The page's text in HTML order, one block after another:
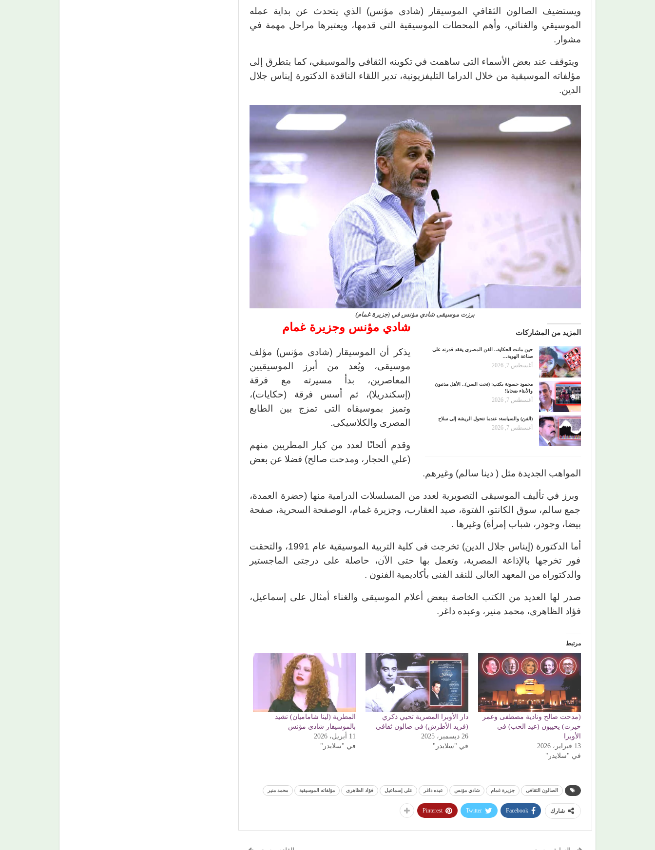
ويستضيف الصالون الثقافي الموسيقار (شادى مؤنس) الذي يتحدث عن بداية عمله
الموسيقي والغنائي، وأهم المحطات الموسيقية التى قدمها، ويعتبرها مراحل مهمة في
مشوار.
ويتوقف عند بعض الأسماء التى ساهمت في تكوينه الثقافي والموسيقي، كما يتطرق إلى
مؤلفاته الموسيقية من خلال الدراما التليفزيونية، تدير اللقاء الناقدة الدكتورة إيناس جلال
الدين.
برزت موسيقى شادي مؤنس في (جزيرة غمام)
المزيد من المشاركات
حين ماتت الحكاية.. الفن المصري يفقد قدرته على
صناعة الهوية…
أغسطس 7, 2026
محمود حسونة يكتب: (تحت السن).. الأهل مذنبون
والأبناء ضحايا!
أغسطس 7, 2026
(الفن) والسياسة: عندما تتحول الريشة إلى سلاح
أغسطس 7, 2026
شادي مؤنس وجزيرة غمام
يذكر أن الموسيقار (شادى مؤنس) مؤلف
موسيقى، ويُعد من أبرز الموسيقيين
المعاصرين، بدأ مسيرته مع فرقة
(إسكندريلا)، ثم أسس فرقة (حكايات)،
وتميز بموسيقاه التى تمزج بين الطابع
المصرى والكلاسيكى.
وقدم ألحانًا لعدد من كبار المطربين منهم
(علي الحجار، ومدحت صالح) فضلا عن بعض
المواهب الجديدة مثل ( دينا سالم) وغيرهم.
وبرز في تأليف الموسيقى التصويرية لعدد من المسلسلات الدرامية منها (حضرة العمدة،
جمع سالم، سوق الكانتو، الفتوة، صيد العقارب، وجزيرة غمام، الوصفحة السحرية، صفحة
بيضا، وجودر، شباب إمرأة) وغيرها .
أما الدكتورة (إيناس جلال الدين) تخرجت فى كلية التربية الموسيقية عام 1991، والتحقت
فور تخرجها بالإذاعة المصرية، وتعمل بها حتى الآن، حاصلة على درجتى الماجستير
والدكتوراه من المعهد العالى للنقد الفنى بأكاديمية الفنون .
صدر لها العديد من الكتب الخاصة ببعض أعلام الموسيقى والغناء أمثال على إسماعيل،
فؤاد الظاهرى، محمد منير، وعبده داغر.
مرتبط
(مدحت صالح ونادية مصطفى وعمر
خيرت) يحييون (عيد الحب) في
الأوبرا
13 فبراير، 2026
في "سلايدر"
دار الأوبرا المصرية تحيي ذكري
(فريد الأطرش) في صالون ثقافي
26 ديسمبر، 2025
في "سلايدر"
المطرية (لينا شاماميان) تشيد
بالموسيقار شادي مؤنس
11 أبريل، 2026
في "سلايدر"
الصالون الثقافى جزيرة غمام شادي مؤنس عبده داغر على إسماعيل فؤاد الظاهرى مؤلفاته الموسيقية محمد منير
شارك Facebook
Twitter
Pinterest